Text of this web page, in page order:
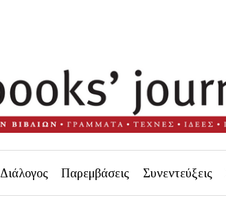
Διάλογος Παρεμβάσεις Συνεντεύξεις